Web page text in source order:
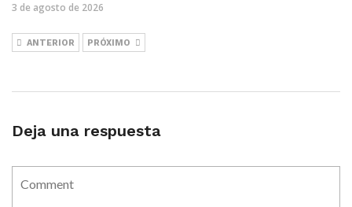
3 de agosto de 2026
ANTERIOR PRÓXIMO
Deja una respuesta